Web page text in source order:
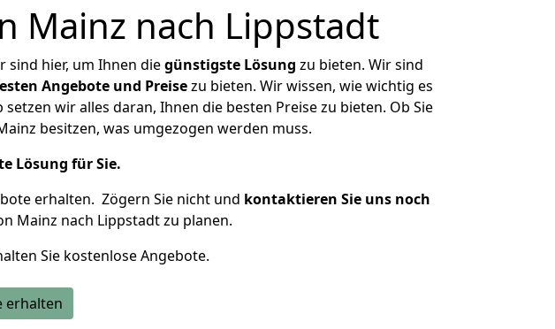
Mainz nach Lippstadt
sind hier, um Ihnen diegünstigste Lösung zu bieten. Wir sind
Angebote und Preisezu bieten. Wir wissen, wie wichtig es
wir alles daran, Ihnen die besten Preise zu bieten. Ob Sie
besitzen, was umgezogen werden muss.
Lösung für Sie.
erhalten. Zögern Sie nicht und kontaktieren Sie uns noch
Mainz nach Lippstadt zu planen.
Sie kostenlose Angebote.
erhalten